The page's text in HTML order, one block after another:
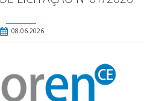
08.06.2026